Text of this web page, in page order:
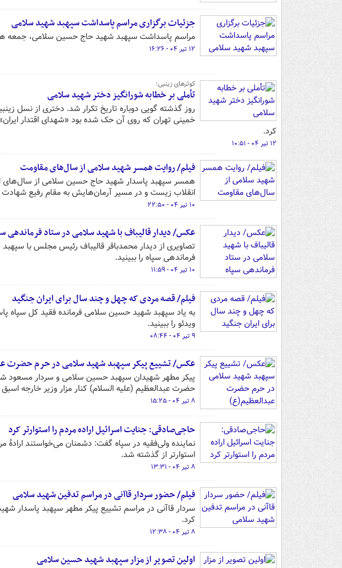
جزئیات برگزاری مراسم پاسداشت سپهبد شهید سلامی
مراسم پاسداشت سپهبد شهید حاج حسین سلامی، جمعه
۱۲ تیر ۰۴ - ۱۶:۲۶
کوثرهای زینبی؛
تأملی بر خطابه شورانگیز دختر شهید سلامی
روز گذشته گویی دوباره تاریخ تکرار شد. دختری از نسل
خمینی تهران که روی آن حک شده بود «شهدای اقتدار
کرد.
۱۲ تیر ۰۴ - ۱۰:۵۱
فیلم/ روایت همسر شهید سلامی از سال‌های مقاومت
همسر سپهبد پاسدار شهید حاج حسین سلامی از سال‌های
انقلاب زیست و در مسیر آرمان‌هایش به مقام رفیع
۱۰ تیر ۰۴ - ۲۲:۵۰
عکس/ دیدار قالیباف با شهید سلامی در ستاد فرماندهی
تصاویری از دیدار محمدباقر قالیباف رئیس مجلس با
فرماندهی سپاه را ببینید.
۱۰ تیر ۰۴ - ۱۱:۵۹
فیلم/ قصه مردی که چهل و چند سال برای ایران جنگید
به یاد سپهبد شهید حسین سلامی فرمانده فقید کل
ویدئو را ببینید.
۹ تیر ۰۴ - ۰۸:۴۴
عکس/ تشییع پیکر سپهبد شهید سلامی در حرم حضرت
حضرت عبدالعظیم (علیه السلام) کنار مزار وزیر خارجه
۸ تیر ۰۴ - ۱۵:۲۵
حاجی‌صادقی: جنایت اسرائیل اراده مردم را استوارتر کرد
نماینده ولی‌فقیه در سپاه گفت: دشمنان می‌خواستند ارادهٔ
استوارتر از گذشته شد.
۸ تیر ۰۴ - ۱۳:۳۱
فیلم/ حضور سردار قاآنی در مراسم تدفین شهید سلامی
سردار قاآنی در مراسم تشییع پیکر مطهر سپهبد
کرد.
۸ تیر ۰۴ - ۱۲:۳۸
اولین تصویر از مزار سپهبد شهید حسین سلامی